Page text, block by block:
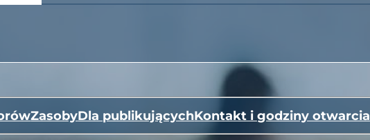
ZasobyDla publikującychKontakt i godziny otwarcia